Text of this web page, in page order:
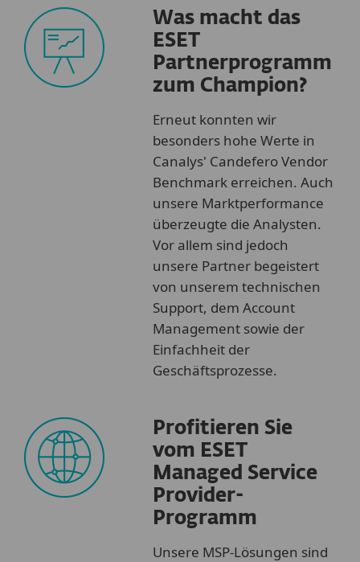
Was macht das
ESET
Partnerprogramm
zum Champion?
Erneut konnten wir
besonders hohe Werte in
Canalys' Candefero Vendor
Benchmark erreichen. Auch
unsere Marktperformance
überzeugte die Analysten.
Vor allem sind jedoch
unsere Partner begeistert
von unserem technischen
Support, dem Account
Management sowie der
Einfachheit der
Geschäftsprozesse.
Profitieren Sie
vom ESET
Managed Service
Provider-
Programm
Unsere MSP-Lösungen sind